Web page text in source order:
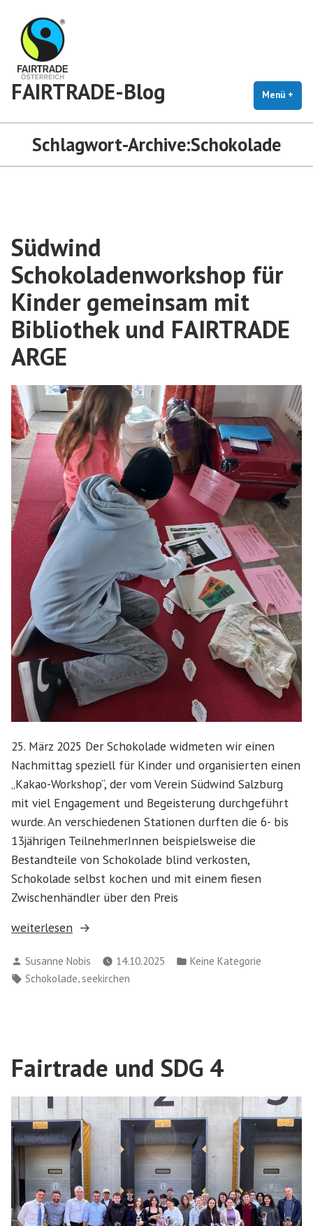
Inhalt
springen
FAIRTRADE-Blog Menü +
Schlagwort-Archive:Schokolade
Südwind
Schokoladenworkshop für
Kinder gemeinsam mit
Bibliothek und FAIRTRADE
ARGE
25. März 2025 Der Schokolade widmeten wir einen
Nachmittag speziell für Kinder und organisierten einen
„Kakao-Workshop“, der vom Verein Südwind Salzburg
mit viel Engagement und Begeisterung durchgeführt
wurde. An verschiedenen Stationen durften die 6- bis
13jährigen TeilnehmerInnen beispielsweise die
Bestandteile von Schokolade blind verkosten,
Schokolade selbst kochen und mit einem fiesen
Zwischenhändler über den Preis
„Südwind
für
Kinder
und
FAIRTRADE
ARGE“
weiterlesen
Verfasst
von
Susanne Nobis 14.10.2025
Veröffentlicht
Keine Kategorie
Schlagwörter:
Schokolade seekirchen
Fairtrade und SDG 4